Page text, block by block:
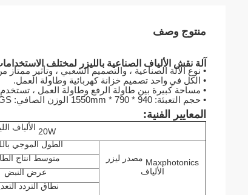
منتوج وصف
آلة نقش الألياف الصناعية بالليزر لمختلف
• نوع الآلة الصناعية ، والتصميم الشعبي ، وتأثير ممتاز
• الكل في واحد تصميم خزانة كهربائية وطاولة العمل.
• مساحة كبيرة بين طاولة الرفع وطاولة العمل ،
• حجم التعبئة: 940 * 790 * 1550mm الوزن الصافي: 120KGS الوزن الإجمالي: 170KGS
المعايير الفنية:
20W الألياف الليزر آلة وسم
Maxphotonics مصدر ليزر
الألياف
الطول الموجي
متوسط ​​انتاج
عرض النبض
نطاق التردد